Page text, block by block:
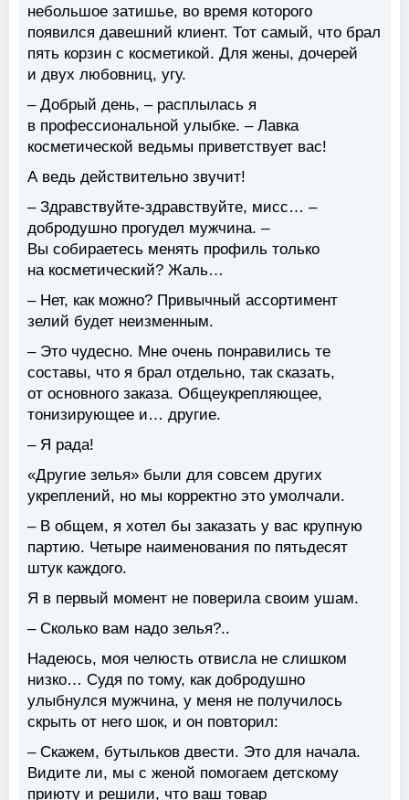
небольшое затишье, во время которого
появился давешний клиент. Тот самый, что брал
пять корзин с косметикой. Для жены, дочерей
и двух любовниц, угу.
– Добрый день, – расплылась я
в профессиональной улыбке. – Лавка
косметической ведьмы приветствует вас!
А ведь действительно звучит!
– Здравствуйте-здравствуйте, мисс… –
добродушно прогудел мужчина. –
Вы собираетесь менять профиль только
на косметический? Жаль…
– Нет, как можно? Привычный ассортимент
зелий будет неизменным.
– Это чудесно. Мне очень понравились те
составы, что я брал отдельно, так сказать,
от основного заказа. Общеукрепляющее,
тонизирующее и… другие.
– Я рада!
«Другие зелья» были для совсем других
укреплений, но мы корректно это умолчали.
– В общем, я хотел бы заказать у вас крупную
партию. Четыре наименования по пятьдесят
штук каждого.
Я в первый момент не поверила своим ушам.
– Сколько вам надо зелья?..
Надеюсь, моя челюсть отвисла не слишком
низко… Судя по тому, как добродушно
улыбнулся мужчина, у меня не получилось
скрыть от него шок, и он повторил:
– Скажем, бутыльков двести. Это для начала.
Видите ли, мы с женой помогаем детскому
приюту и решили, что ваш товар